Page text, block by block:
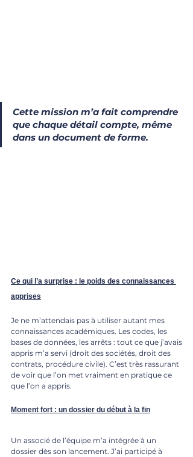
Cette mission m’a fait comprendre
que chaque détail compte, même
dans un document de forme.
Ce qui l’a surprise : le poids des connaissances
apprises
Je ne m’attendais pas à utiliser autant mes
connaissances académiques. Les codes, les
bases de données, les arrêts : tout ce que j’avais
appris m’a servi (droit des sociétés, droit des
contrats, procédure civile). C’est très rassurant
de voir que l’on met vraiment en pratique ce
que l’on a appris.
Moment fort : un dossier du début à la fin
Un associé de l’équipe m’a intégrée à un
dossier dès son lancement. J’ai participé à